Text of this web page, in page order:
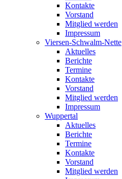
Kontakte
Vorstand
Mitglied werden
Impressum
Viersen-Schwalm-Nette
Aktuelles
Berichte
Termine
Kontakte
Vorstand
Mitglied werden
Impressum
Wuppertal
Aktuelles
Berichte
Termine
Kontakte
Vorstand
Mitglied werden